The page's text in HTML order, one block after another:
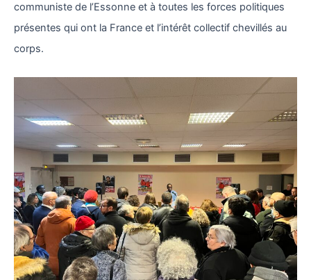
communiste de l’Essonne et à toutes les forces politiques
présentes qui ont la France et l’intérêt collectif chevillés au
corps.